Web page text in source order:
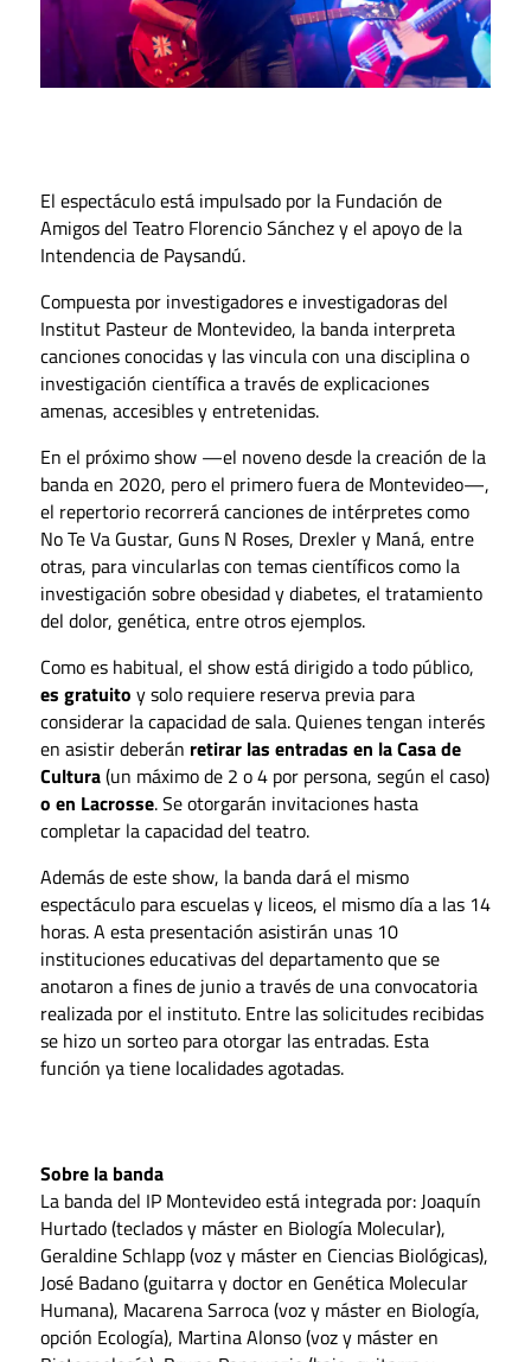
El espectáculo está impulsado por la Fundación de
Amigos del Teatro Florencio Sánchez y el apoyo de la
Intendencia de Paysandú.
Compuesta por investigadores e investigadoras del
Institut Pasteur de Montevideo, la banda interpreta
canciones conocidas y las vincula con una disciplina o
investigación científica a través de explicaciones
amenas, accesibles y entretenidas.
En el próximo show —el noveno desde la creación de la
banda en 2020, pero el primero fuera de Montevideo—,
el repertorio recorrerá canciones de intérpretes como
No Te Va Gustar, Guns N Roses, Drexler y Maná, entre
otras, para vincularlas con temas científicos como la
investigación sobre obesidad y diabetes, el tratamiento
del dolor, genética, entre otros ejemplos.
Como es habitual, el show está dirigido a todo público,
es gratuito y solo requiere reserva previa para
considerar la capacidad de sala. Quienes tengan interés
en asistir deberán retirar las entradas en la Casa de
Cultura(un máximo de 2 o 4 por persona, según el caso)
o en Lacrosse. Se otorgarán invitaciones hasta
completar la capacidad del teatro.
Además de este show, la banda dará el mismo
espectáculo para escuelas y liceos, el mismo día a las 14
horas. A esta presentación asistirán unas 10
instituciones educativas del departamento que se
anotaron a fines de junio a través de una convocatoria
realizada por el instituto. Entre las solicitudes recibidas
se hizo un sorteo para otorgar las entradas. Esta
función ya tiene localidades agotadas.
Sobre la banda
La banda del IP Montevideo está integrada por: Joaquín
Hurtado (teclados y máster en Biología Molecular),
Geraldine Schlapp (voz y máster en Ciencias Biológicas),
José Badano (guitarra y doctor en Genética Molecular
Humana), Macarena Sarroca (voz y máster en Biología,
opción Ecología), Martina Alonso (voz y máster en